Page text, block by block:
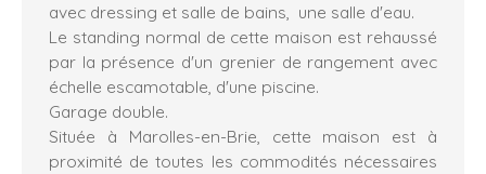
avec dressing et salle de bains, une salle d'eau.
Le standing normal de cette maison est rehaussé
par la présence d'un grenier de rangement avec
échelle escamotable, d'une piscine.
Garage double.
Située à Marolles-en-Brie, cette maison est à
proximité de toutes les commodités nécessaires